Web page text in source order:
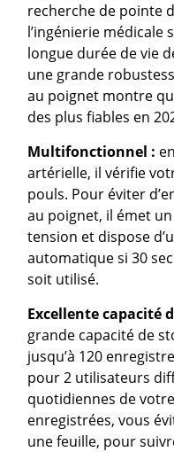
recherche de pointe
l’ingénierie médicale
longue durée de vie
une grande
au poignet montre
des plus fiables en
Multifonctionnel :
artérielle, il vérifie
pouls. Pour éviter
au poignet, il émet
tension et dispose
automatique si 30
soit utilisé.
Excellente capacité
grande capacité de
jusqu’à 120
pour 2 utilisateurs
quotidiennes de
enregistrées, vous
une feuille, pour